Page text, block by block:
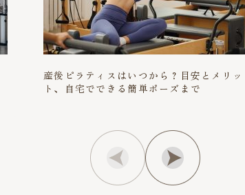
産後ピラティスはいつから？目安とメリッ
ト、自宅でできる簡単ポーズまで